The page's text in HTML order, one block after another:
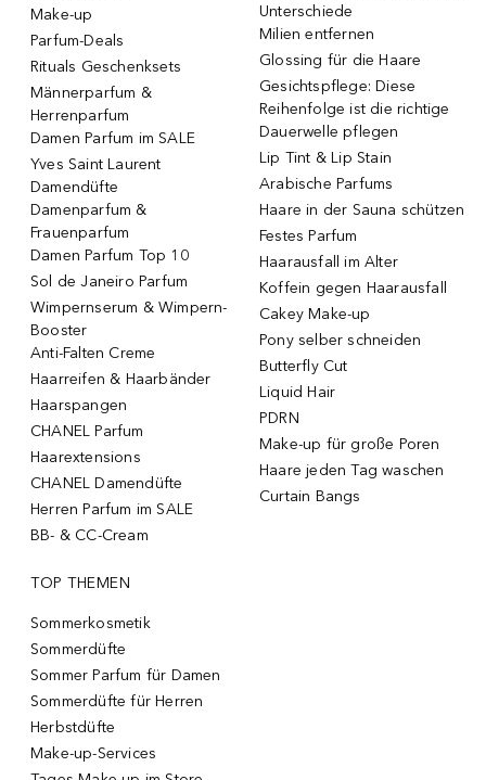
Make-up
Parfum-Deals
Rituals Geschenksets
Männerparfum &
Herrenparfum
Damen Parfum im SALE
Yves Saint Laurent
Damendüfte
Damenparfum &
Frauenparfum
Damen Parfum Top 10
Sol de Janeiro Parfum
Wimpernserum & Wimpern-
Booster
Anti-Falten Creme
Haarreifen & Haarbänder
Haarspangen
CHANEL Parfum
Haarextensions
CHANEL Damendüfte
Herren Parfum im SALE
BB- & CC-Cream
Unterschiede
Milien entfernen
Glossing für die Haare
Gesichtspflege: Diese
Reihenfolge ist die richtige
Dauerwelle pflegen
Lip Tint & Lip Stain
Arabische Parfums
Haare in der Sauna schützen
Festes Parfum
Haarausfall im Alter
Koffein gegen Haarausfall
Cakey Make-up
Pony selber schneiden
Butterfly Cut
Liquid Hair
PDRN
Make-up für große Poren
Haare jeden Tag waschen
Curtain Bangs
TOP THEMEN
Sommerkosmetik
Sommerdüfte
Sommer Parfum für Damen
Sommerdüfte für Herren
Herbstdüfte
Make-up-Services